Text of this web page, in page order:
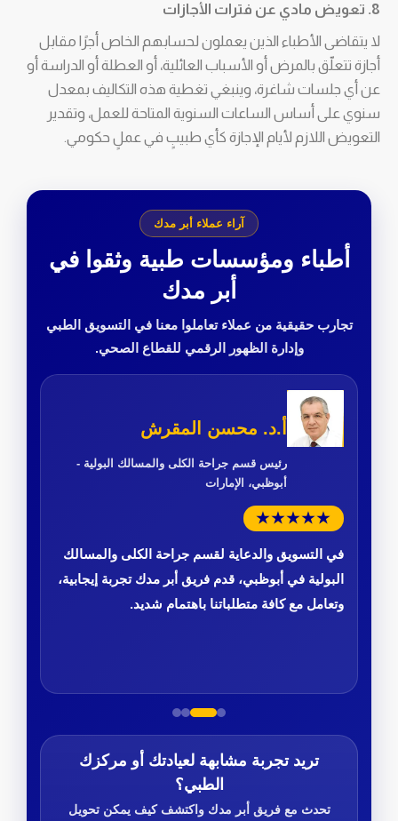
8. تعويض مادي عن فترات الأجازات
لا يتقاضى الأطباء الذين يعملون لحسابهم الخاص أجرًا مقابل
أجازة تتعلّق بالمرض أو الأسباب العائلية، أو العطلة أو الدراسة أو
عن أي جلسات شاغرة، وينبغي تغطية هذه التكاليف بمعدل
سنوي على أساس الساعات السنوية المتاحة للعمل، وتقدير
التعويض اللازم لأيام الإجازة كأي طبيبٍ في عملٍ حكومي.
آراء عملاء أبر مدك
أطباء ومؤسسات طبية وثقوا في
أبر مدك
تجارب حقيقية من عملاء تعاملوا معنا في التسويق الطبي
وإدارة الظهور الرقمي للقطاع الصحي.
أ.د. محسن المقرش
رئيس قسم جراحة الكلى والمسالك البولية -
أبوظبي، الإمارات
★★★★★
في التسويق والدعاية لقسم جراحة الكلى والمسالك
البولية في أبوظبي، قدم فريق أبر مدك تجربة إيجابية،
وتعامل مع كافة متطلباتنا باهتمام شديد.
تريد تجربة مشابهة لعيادتك أو مركزك
الطبي؟
تحدث مع فريق أبر مدك واكتشف كيف يمكن تحويل